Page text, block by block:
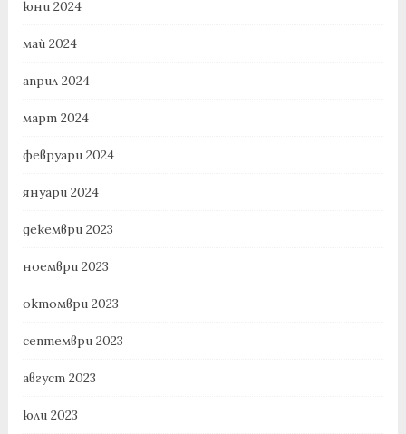
юни 2024
май 2024
април 2024
март 2024
февруари 2024
януари 2024
декември 2023
ноември 2023
октомври 2023
септември 2023
август 2023
юли 2023